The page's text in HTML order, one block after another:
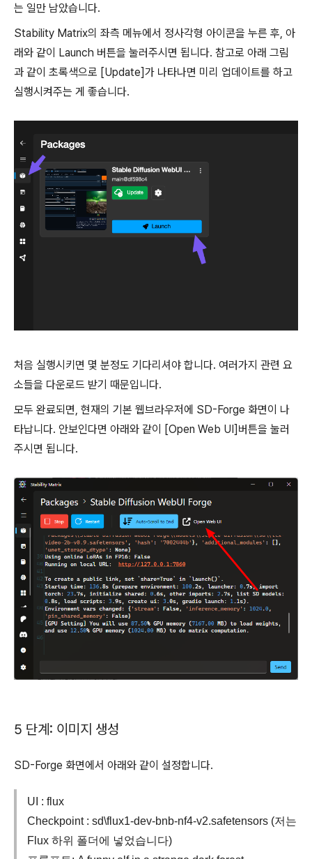
는 일만 남았습니다.
Stability Matrix의 좌측 메뉴에서 정사각형 아이콘을 누른 후, 아
래와 같이 Launch 버튼을 눌러주시면 됩니다. 참고로 아래 그림
과 같이 초록색으로 [Update]가 나타나면 미리 업데이트를 하고
실행시켜주는 게 좋습니다.
처음 실행시키면 몇 분정도 기다리셔야 합니다. 여러가지 관련 요
소들을 다운로드 받기 때문입니다.
모두 완료되면, 현재의 기본 웹브라우저에 SD-Forge 화면이 나
타납니다. 안보인다면 아래와 같이 [Open Web UI]버튼을 눌러
주시면 됩니다.
5 단계: 이미지 생성
SD-Forge 화면에서 아래와 같이 설정합니다.
UI : flux
Checkpoint : sd\flux1-dev-bnb-nf4-v2.safetensors (저는
Flux 하위 폴더에 넣었습니다)